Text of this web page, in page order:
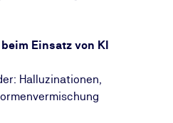
minimieren. Mit
sicher, dass Ihre
bleiben.
Einsatz von KI
Halluzinationen,